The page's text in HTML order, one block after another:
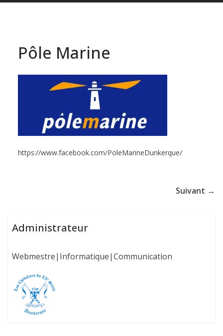
Pôle Marine
https://www.facebook.com/PoleMarineDunkerque/
Suivant →
Administrateur
Webmestre|Informatique|Communication